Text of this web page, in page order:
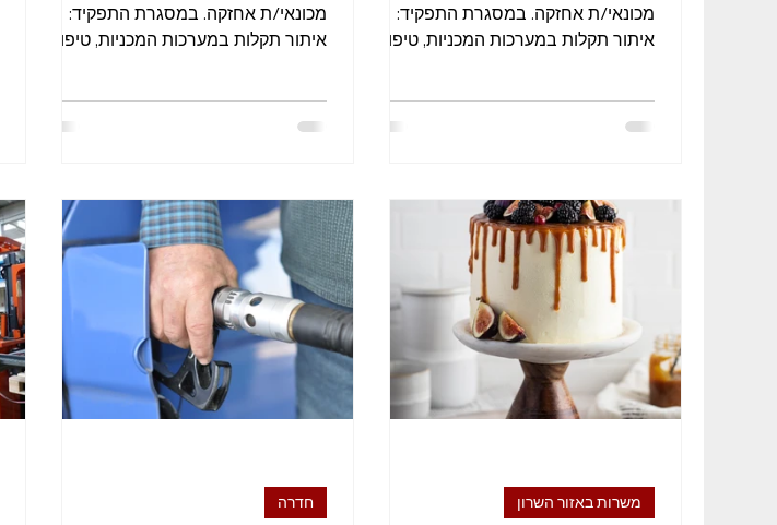
מכונאי/ת אחזקה. במסגרת התפקיד:
איתור תקלות במערכות המכניות, טיפו
מכונאי/ת אחזקה. במסגרת התפקיד:
איתור תקלות במערכות המכניות, טיפו
משרות באזור השרון חדרה